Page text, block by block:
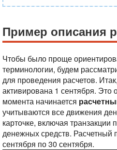
Пример описания
Чтобы было проще
терминологии, будем
для проведения расчетов.
активирована 1 сентября. Это
момента начинается
учитываются все движения
карточке, включая транзакции
денежных средств. Расчетный
сентября по 30 сентября.